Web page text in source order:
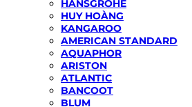
HANSGROHE
HUY HOÀNG
KANGAROO
AMERICAN STANDARD
AQUAPHOR
ARISTON
ATLANTIC
BANCOOT
BLUM